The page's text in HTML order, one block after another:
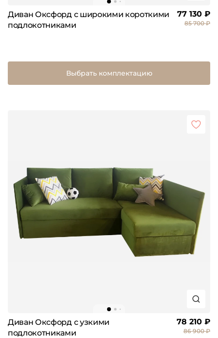
Диван Оксфорд с широкими короткими
подлокотниками
77 130 ₽
85 700 ₽
Выбрать комплектацию
Диван Оксфорд с узкими
подлокотниками
78 210 ₽
86 900 ₽